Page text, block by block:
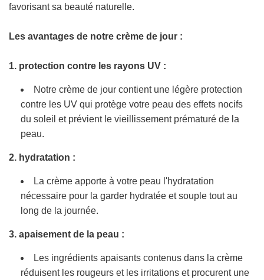
.
favorisant sa beauté naturelle.
Les avantages de notre crème de jour :
1. protection contre les rayons UV :
Notre crème de jour contient une légère protection
contre les UV qui protège votre peau des effets nocifs
du soleil et prévient le vieillissement prématuré de la
peau.
2. hydratation :
La crème apporte à votre peau l'hydratation
nécessaire pour la garder hydratée et souple tout au
long de la journée.
3. apaisement de la peau :
Les ingrédients apaisants contenus dans la crème
réduisent les rougeurs et les irritations et procurent une